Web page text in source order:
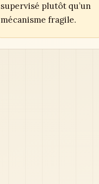
supervisé plutôt qu’un
mécanisme fragile.